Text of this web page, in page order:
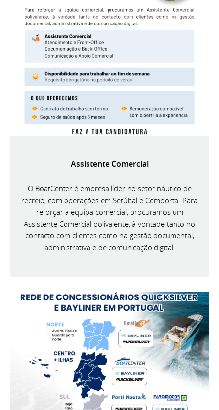
Assistente Comercial
O BoatCenter é empresa líder no setor náutico de
recreio, com operações em Setúbal e Comporta. Para
reforçar a equipa comercial, procuramos um
Assistente Comercial polivalente, à vontade tanto no
contacto com clientes como na gestão documental,
administrativa e de comunicação digital.